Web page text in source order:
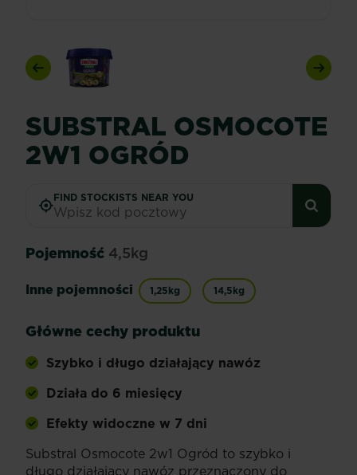
Previous Next
SUBSTRAL OSMOCOTE
2W1 OGRÓD
FIND STOCKISTS NEAR YOU
Pojemność 4,5kg
Inne pojemności 1,25kg 14,5kg
Główne cechy produktu
Szybko i długo działający nawóz
Działa do 6 miesięcy
Efekty widoczne w 7 dni
Substral Osmocote 2w1 Ogród to szybko i
długo działający nawóz przeznaczony do